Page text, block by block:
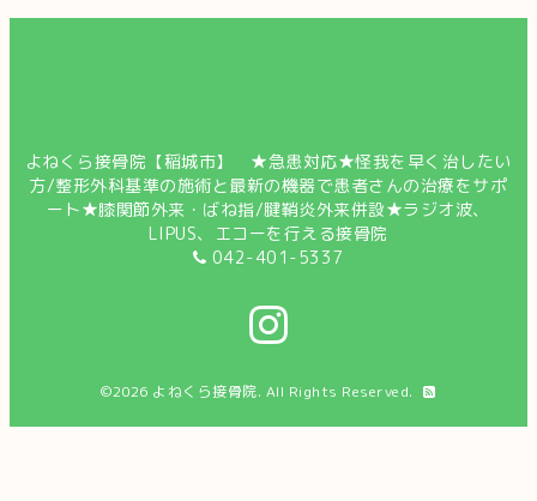
よねくら接骨院【稲城市】 ★急患対応★怪我を早く治したい
方/整形外科基準の施術と最新の機器で患者さんの治療をサポ
ート★膝関節外来・ばね指/腱鞘炎外来併設★ラジオ波、
LIPUS、エコーを行える接骨院
042-401-5337
©2026 よねくら接骨院. All Rights Reserved.